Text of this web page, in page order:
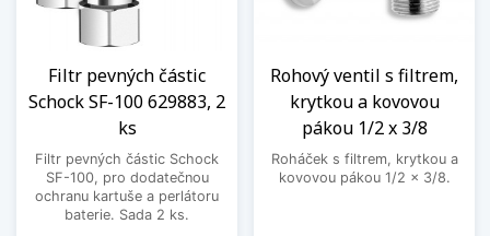
Filtr pevných částic
Schock SF-100 629883, 2
ks
Filtr pevných částic Schock
SF-100, pro dodatečnou
ochranu kartuše a perlátoru
baterie. Sada 2 ks.
Rohový ventil s filtrem,
krytkou a kovovou
pákou 1/2 x 3/8
Roháček s filtrem, krytkou a
kovovou pákou 1/2 x 3/8.